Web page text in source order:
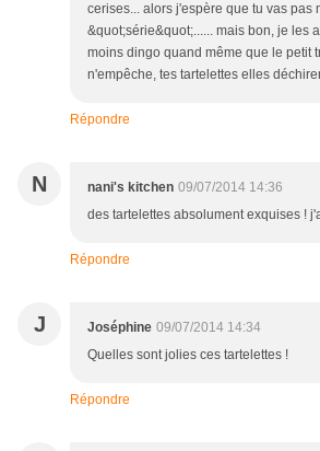
cerises... alors j'espère que tu vas pas
&quot;série&quot;...... mais bon, je les
moins dingo quand même que le petit
n'empêche, tes tartelettes elles
Répondre
N nani's kitchen 09/07/2014 14:36
des tartelettes absolument exquises !
Répondre
J Joséphine 09/07/2014 14:34
Quelles sont jolies ces tartelettes !
Répondre